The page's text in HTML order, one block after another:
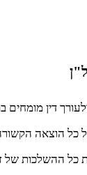
דין מומחים
כל הוצאה
כל ההשלכות של